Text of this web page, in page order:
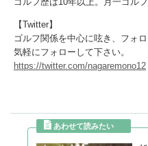
【Twitter】
ゴルフ関係を中心に呟き、フォ
気軽にフォローして下さい。
https://twitter.com/nagaremono12